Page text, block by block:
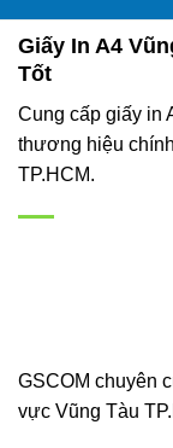
Giấy In A4
Tốt
Cung cấp giấy in
thương hiệu
TP.HCM.
GSCOM chuyên
vực Vũng Tàu